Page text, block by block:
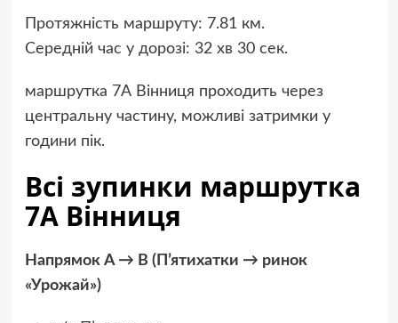
Протяжність маршруту: 7.81 км.
Середній час у дорозі: 32 хв 30 сек.
маршрутка 7А Вінниця проходить через
центральну частину, можливі затримки у
години пік.
Всі зупинки маршрутка
7А Вінниця
Напрямок А → B (П’ятихатки → ринок
«Урожай»)